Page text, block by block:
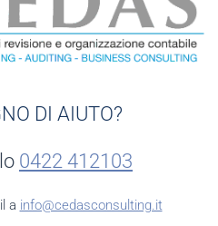
DI AIUTO?
0422 412103
a info@cedasconsulting.it